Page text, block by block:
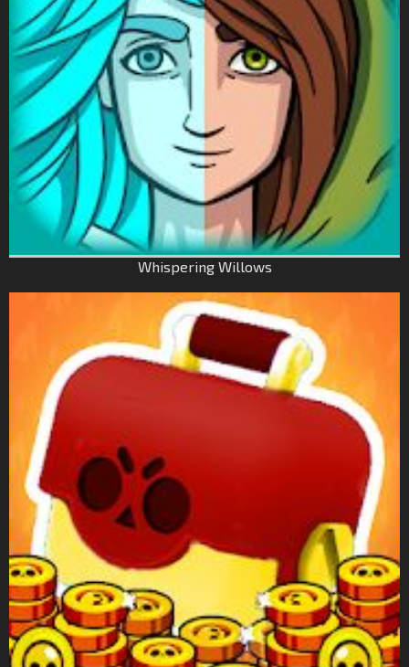
Whispering Willows